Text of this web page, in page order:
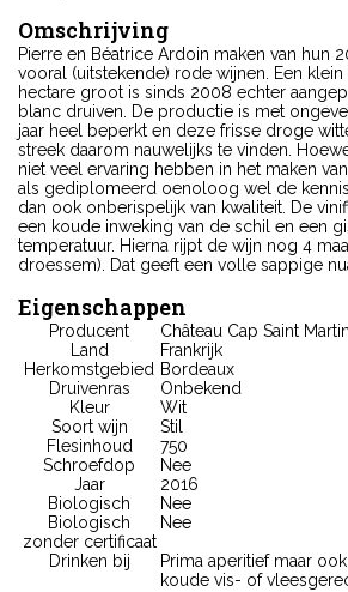
Omschrijving
Pierre en Béatrice Ardoin maken van hun
vooral (uitstekende) rode wijnen. Een
hectare groot is sinds 2008 echter
blanc druiven. De productie is met
jaar heel beperkt en deze frisse droge
streek daarom nauwelijks te vinden.
niet veel ervaring hebben in het maken
als gediplomeerd oenoloog wel de
dan ook onberispelijk van kwaliteit. De
een koude inweking van de schil en een
temperatuur. Hierna rijpt de wijn nog 4
droessem). Dat geeft een volle sappige
Eigenschappen
Producent
Château Cap Saint Martin
Land
Frankrijk
Herkomstgebied Bordeaux
Druivenras
Onbekend
Kleur
Wit
Soort wijn
Stil
Flesinhoud
750
Schroefdop
Nee
Jaar
2016
Biologisch
Nee
Biologisch
zonder certificaat
Nee
Drinken bij
Prima aperitief maar
koude vis- of